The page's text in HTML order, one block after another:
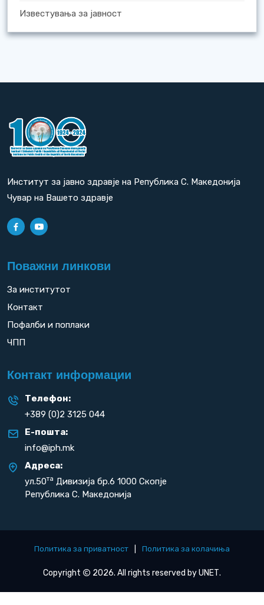
Известувања за јавност
Институт за јавно здравје на Република С. Македонија
Чувар на Вашето здравје
Поважни линкови
За институтот
Контакт
Пофалби и поплаки
ЧПП
Контакт информации
Телефон:
+389 (0)2 3125 044
Е-пошта:
info@iph.mk
Адреса:
ул.50та Дивизија бр.6 1000 Скопје
Република С. Македонија
Политика за приватност Политика за колачиња
Copyright 2026. All rights reserved byUNET.